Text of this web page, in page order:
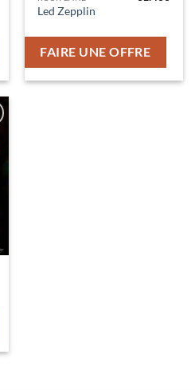
Led Zepplin
FAIRE UNE OFFRE